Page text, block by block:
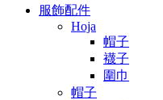
服飾配件
Hoja
帽子
襪子
圍巾
帽子